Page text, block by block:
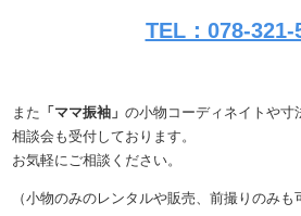
TEL：078-321-
また 「ママ振袖」の小物コーディネイトや寸
相談会も受付しております。
お気軽にご相談ください。
（小物のみのレンタルや販売、前撮りのみも